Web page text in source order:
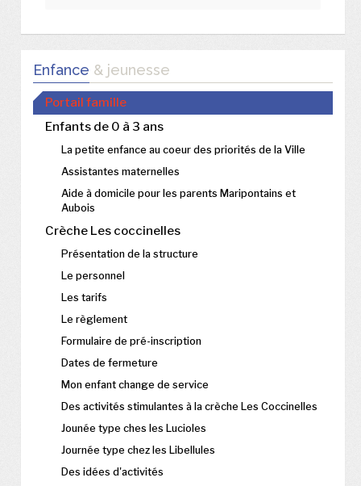
Enfance & jeunesse
Portail famille
Enfants de 0 à 3 ans
La petite enfance au coeur des priorités de la Ville
Assistantes maternelles
Aide à domicile pour les parents Maripontains et
Aubois
Crèche Les coccinelles
Présentation de la structure
Le personnel
Les tarifs
Le règlement
Formulaire de pré-inscription
Dates de fermeture
Mon enfant change de service
Des activités stimulantes à la crèche Les Coccinelles
Jounée type ches les Lucioles
Journée type chez les Libellules
Des idées d'activités